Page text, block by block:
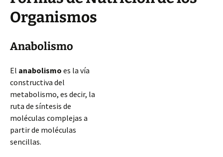
Organismos
Anabolismo
El anabolismo es la vía
constructiva del
metabolismo, es decir, la
ruta de síntesis de
moléculas complejas a
partir de moléculas
sencillas.